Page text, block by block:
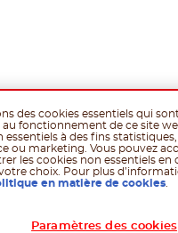
des cookies essentiels qui
au fonctionnement de ce site
essentiels à des fins
ou marketing. Vous pouvez
les cookies non essentiels en
choix. Pour plus
en matière de cookies
Paramètres des cookies